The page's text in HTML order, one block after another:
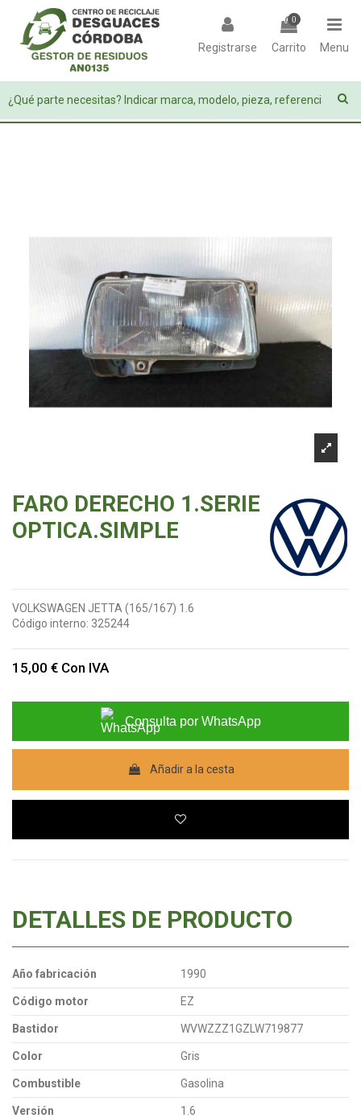
Registrarse
0
Carrito Menu
FARO DERECHO 1.SERIE
OPTICA.SIMPLE
VOLKSWAGEN JETTA (165/167) 1.6
Código interno: 325244
15,00 € Con IVA
Consulta por WhatsApp
Añadir a la cesta
DETALLES DE PRODUCTO
Año fabricación 1990
Código motor EZ
Bastidor WVWZZZ1GZLW719877
Color Gris
Combustible Gasolina
Versión 1.6